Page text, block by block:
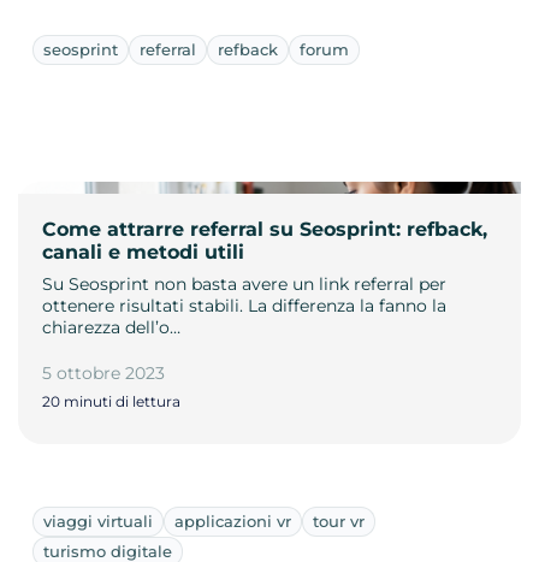
seosprint referral refback forum
Come attrarre referral su Seosprint: refback,
canali e metodi utili
Su Seosprint non basta avere un link referral per
ottenere risultati stabili. La differenza la fanno la
chiarezza dell’o…
5 ottobre 2023
20 minuti di lettura
viaggi virtuali applicazioni vr
tour vr
turismo digitale